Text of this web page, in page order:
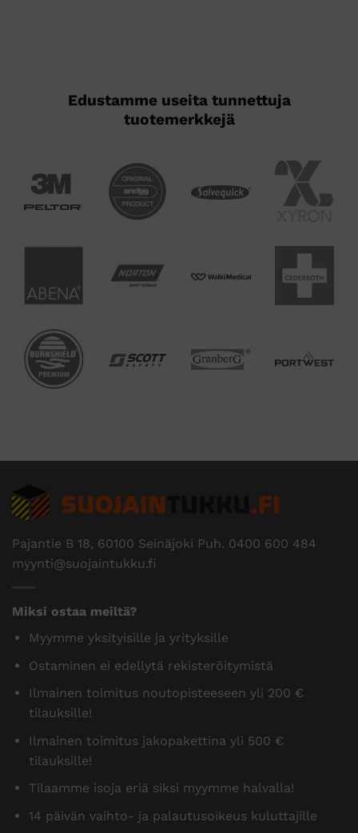
Edustamme useita tunnettuja
tuotemerkkejä
Pajantie B 18, 60100 Seinäjoki Puh. 0400 600 484
myynti@suojaintukku.fi
Miksi ostaa meiltä?
Myymme yksityisille ja yrityksille
Ostaminen ei edellytä rekisteröitymistä
Ilmainen toimitus noutopisteeseen yli 200 €
tilauksille!
Ilmainen toimitus jakopakettina yli 500 €
tilauksille!
Tilaamme isoja eriä siksi myymme halvalla!
14 päivän vaihto- ja palautusoikeus kuluttajille